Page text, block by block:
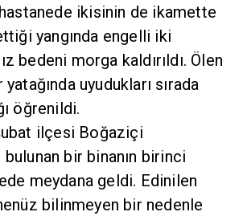
ikisinin de ikamette
yangında engelli iki
bedeni morga kaldırıldı. Ölen
uyudukları sırada
öğrenildi.
ilçesi Boğaziçi
bulunan bir binanın birinci
meydana geldi. Edinilen
bilinmeyen bir nedenle